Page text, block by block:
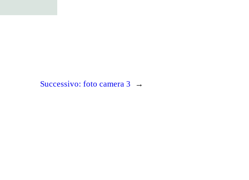
Successivo: foto camera 3 →